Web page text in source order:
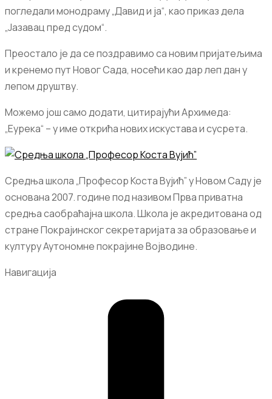
погледали монодраму „Давид и ја“, као приказ дела
„Јазавац пред судом“.
Преостало је да се поздравимо са новим пријатељима
и кренемо пут Новог Сада, носећи као дар леп дан у
лепом друштву.
Можемо још само додати, цитирајући Архимеда:
„Еурека“ – у име открића нових искустава и сусрета.
Средња школа „Професор Коста Вујић” у Новом Саду је
основана 2007. године под називом Прва приватна
средња саобраћајна школа. Школа је акредитована од
стране Покрајинског секретаријата за образовање и
културу Аутономне покрајине Војводине.
Навигација